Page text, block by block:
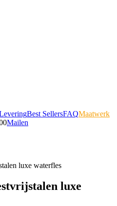
Best SellersFAQMaatwerk
Mailen
luxe waterfles
luxe